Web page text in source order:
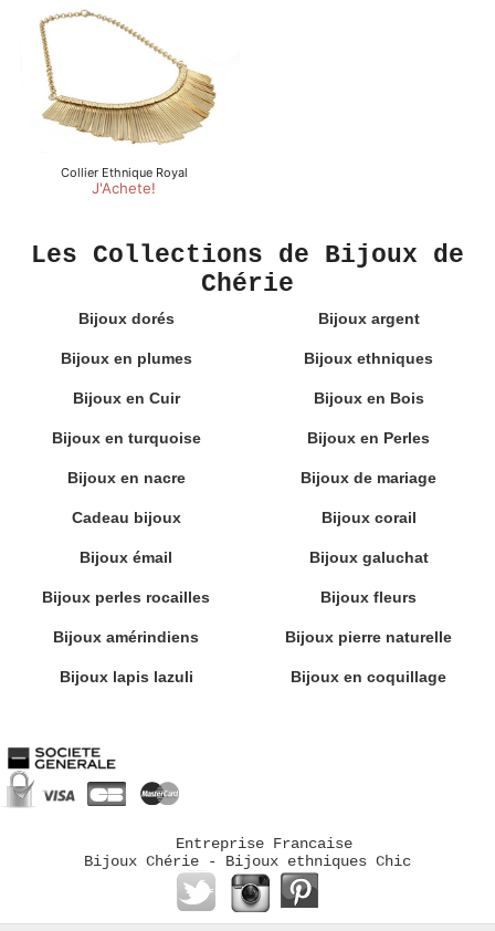
Les Collections de Bijoux de
Chérie
Bijoux dorés Bijoux argent
Bijoux en plumes Bijoux ethniques
Bijoux en Cuir Bijoux en Bois
Bijoux en turquoise Bijoux en Perles
Bijoux en nacre Bijoux de mariage
Cadeau bijoux Bijoux corail
Bijoux émail Bijoux galuchat
Bijoux perles rocailles Bijoux fleurs
Bijoux amérindiens Bijoux pierre naturelle
Bijoux lapis lazuli Bijoux en coquillage
Entreprise Francaise
Bijoux Chérie - Bijoux ethniques Chic